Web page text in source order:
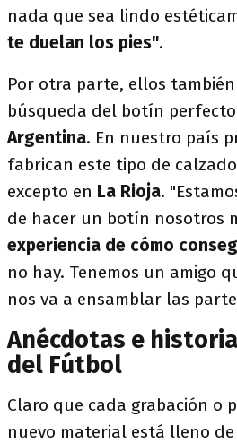
nada que sea lindo
te duelan los pies".
Por otra parte, ellos
búsqueda del botín
Argentina. En nuestro país
fabrican este tipo de
excepto en La Rioja.
de hacer un botín nosotros
experiencia de cómo
no hay. Tenemos un amigo
nos va a ensamblar las
Anécdotas e
del Fútbol
Claro que cada grabación o
nuevo material está lleno